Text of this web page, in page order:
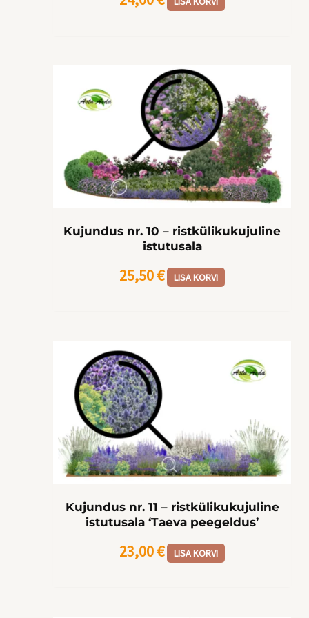
Kujundus nr. 10 – ristkülikukujuline
istutusala
25,50€ LISA KORVI
Kujundus nr. 11 – ristkülikukujuline
istutusala ‘Taeva peegeldus’
23,00€ LISA KORVI